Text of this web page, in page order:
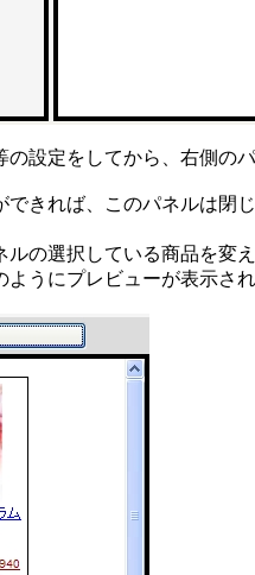
設定をしてから、右側の
できれば、このパネルは
ルの選択している商品を変
ようにプレビューが表示され